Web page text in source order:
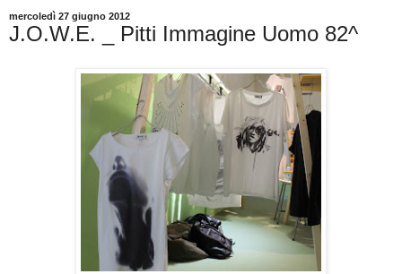
mercoledì 27 giugno 2012
J.O.W.E. _ Pitti Immagine Uomo 82^